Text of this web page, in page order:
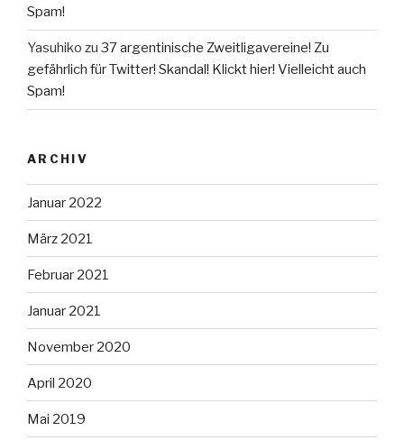
Spam!
Yasuhiko zu 37 argentinische Zweitligavereine! Zu
gefährlich für Twitter! Skandal! Klickt hier! Vielleicht auch
Spam!
ARCHIV
Januar 2022
März 2021
Februar 2021
Januar 2021
November 2020
April 2020
Mai 2019